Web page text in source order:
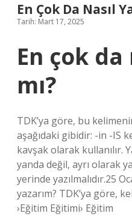
En Çok Da Nasıl
Tarih: Mart 17, 2025
En çok da
mı?
TDK’ya göre, bu
aşağıdaki gibidir: -in -IS
kavşak olarak kullanılır.
yanda değil, ayrı olarak
yerinde yazılmalıdır.25
yazarım? TDK’ya göre,
›Eğitim Eğitimi› Eğitim